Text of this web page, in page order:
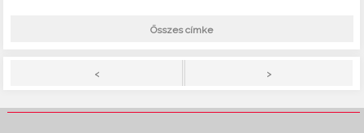
Összes címke
< >